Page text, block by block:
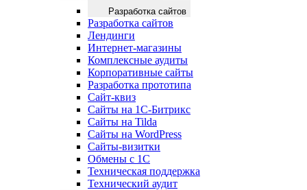
Разработка сайтов
Разработка сайтов
Лендинги
Интернет-магазины
Комплексные аудиты
Корпоративные сайты
Разработка прототипа
Сайт-квиз
Сайты на 1С-Битрикс
Сайты на Tilda
Сайты на WordPress
Сайты-визитки
Обмены с 1С
Техническая поддержка
Технический аудит